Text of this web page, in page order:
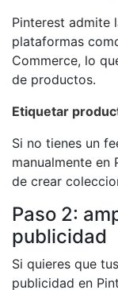
Pinterest admite
plataformas
Commerce, lo
de productos.
Etiquetar
Si no tienes un
manualmente en
de crear
Paso 2:
publicidad
Si quieres que
publicidad en